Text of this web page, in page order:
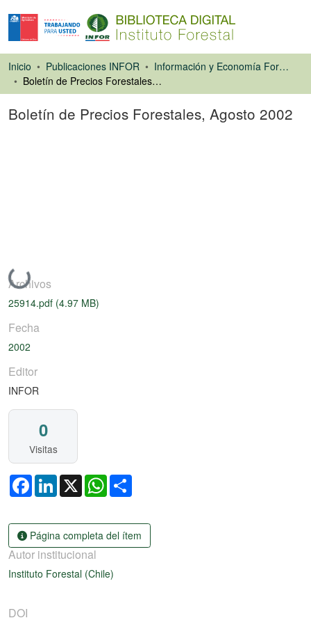
Inicio Publicaciones INFOR
Información y Economía Forestal
Boletín de Precios Forestales, Agosto 2002
Boletín de Precios Forestales, Agosto 2002
Cargando...
Archivos
25914.pdf (4.97 MB)
Fecha
2002
Editor
INFOR
0
Visitas
FacebookLinkedIn
X WhatsApp
Página completa del ítem
Autor institucional
Instituto Forestal (Chile)
DOI